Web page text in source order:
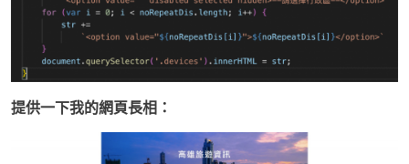
提供一下我的網頁長相：